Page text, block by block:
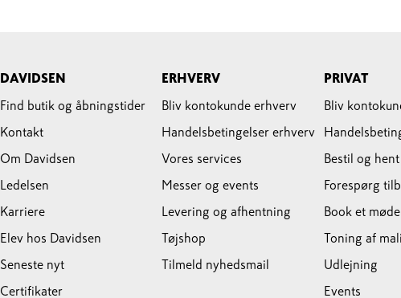
DAVIDSEN
Find butik og åbningstider
Kontakt
Om Davidsen
Ledelsen
Karriere
Elev hos Davidsen
Seneste nyt
Certifikater
ERHVERV
Bliv kontokunde erhverv
Handelsbetingelser erhverv
Vores services
Messer og events
Levering og afhentning
Tøjshop
Tilmeld nyhedsmail
PRIVAT
Bliv
Bestil og hent
Forespørg
Book et møde
Toning af
Udlejning
Events